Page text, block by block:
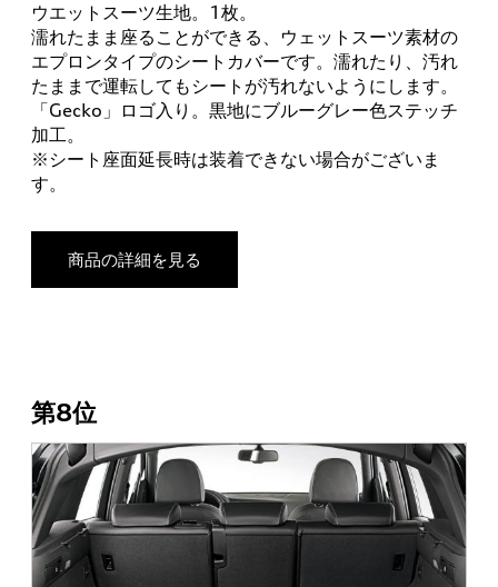
ウエットスーツ生地。1枚。
濡れたまま座ることができる、ウェットスーツ素材の
エプロンタイプのシートカバーです。濡れたり、汚れ
たままで運転してもシートが汚れないようにします。
「Gecko」ロゴ入り。黒地にブルーグレー色ステッチ
加工。
※シート座面延長時は装着できない場合がございま
す。
商品の詳細を見る
第8位